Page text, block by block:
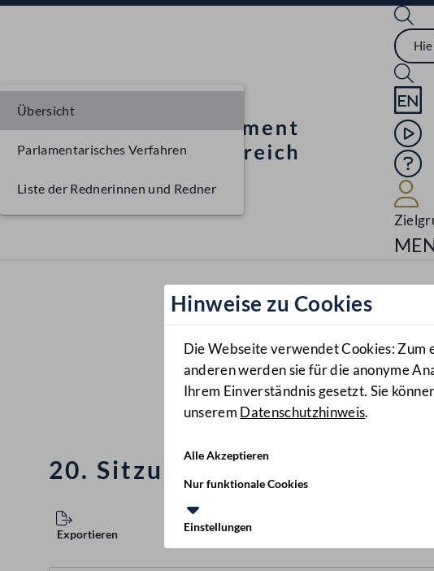
Hinweise zu Cookies
Die Webseite verwendet Cookies:
anderen werden sie für die anonyme
Ihrem Einverständnis gesetzt. Sie
unserem Datenschutzhinweis.
Alle Akzeptieren
Nur funktionale Cookies
Einstellungen
20. Sitzung des Nationalrats
Exportieren
Übersicht
Parlamentarisches Verfahren
Liste der Rednerinnen und Redner